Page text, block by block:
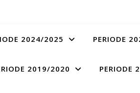
2024/2025 PERIODE
2019/2020 PERIODE